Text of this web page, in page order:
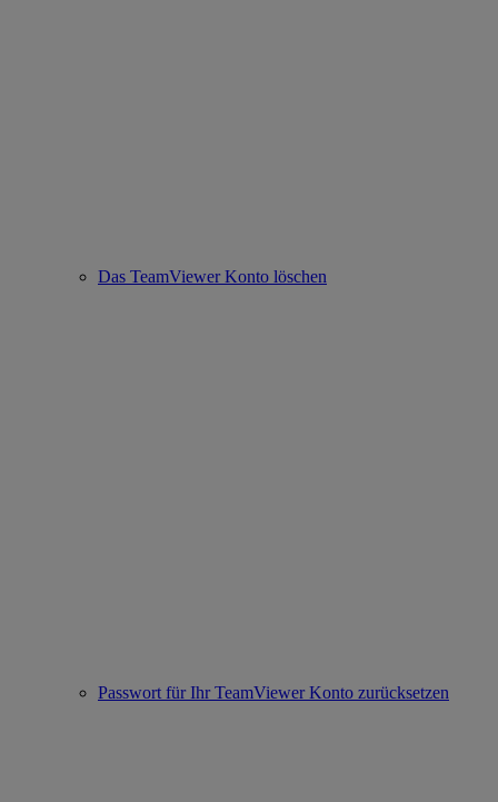
Das TeamViewer Konto löschen
Passwort für Ihr TeamViewer Konto zurücksetzen